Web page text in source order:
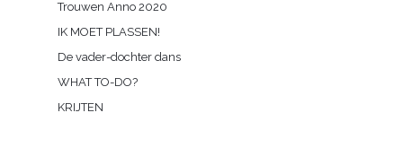
Trouwen Anno 2020
IK MOET PLASSEN!
De vader-dochter dans
WHAT TO-DO?
KRIJTEN